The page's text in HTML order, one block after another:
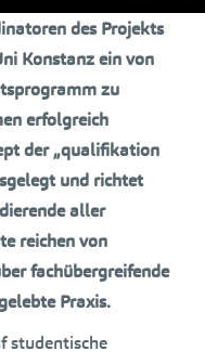
des Projekts
Konstanz ein von
zu
erfolgreich
der „qualifikation
und richtet
aller
reichen von
fachübergreifende
Praxis.
studentische